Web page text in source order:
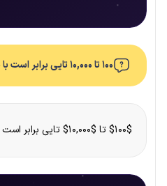
۱۰۰ تا ۱۰,۰۰۰ تایی برابر است با یک … .
$۱۰۰$ تا $۱۰,۰۰۰$ تایی برابر است با یک $۱,۰۰۰,۰۰۰$.